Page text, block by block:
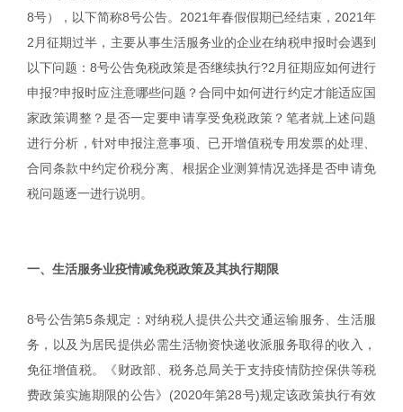
8号），以下简称8号公告。2021年春假假期已经结束，2021年
2月征期过半，主要从事生活服务业的企业在纳税申报时会遇到
以下问题：8号公告免税政策是否继续执行?2月征期应如何进行
申报?申报时应注意哪些问题？合同中如何进行约定才能适应国
家政策调整？是否一定要申请享受免税政策？笔者就上述问题
进行分析，针对申报注意事项、已开增值税专用发票的处理、
合同条款中约定价税分离、根据企业测算情况选择是否申请免
税问题逐一进行说明。
一、生活服务业疫情减免税政策及其执行期限
8号公告第5条规定：对纳税人提供公共交通运输服务、生活服
务，以及为居民提供必需生活物资快递收派服务取得的收入，
免征增值税。《财政部、税务总局关于支持疫情防控保供等税
费政策实施期限的公告》(2020年第28号)规定该政策执行有效